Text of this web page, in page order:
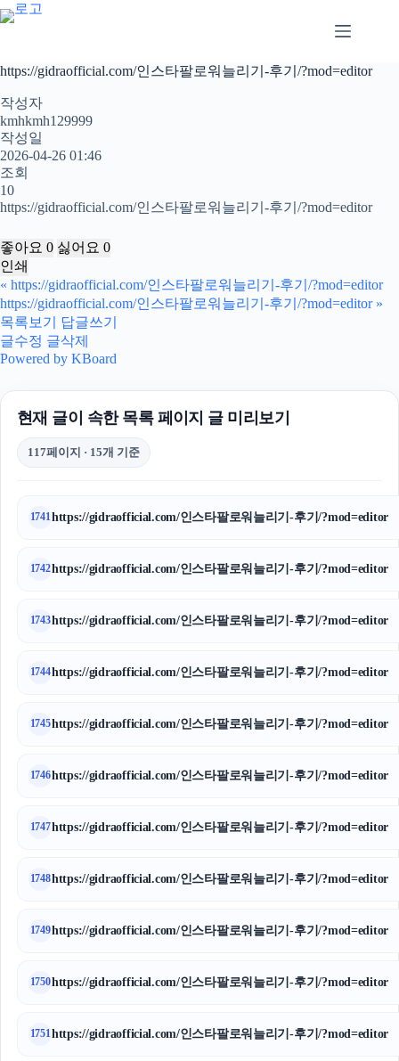
본
문
로
너
뛰
기
https://gidraofficial.com/인스타팔로워늘리기-후기/?mod=editor
작성자
kmhkmh129999
작성일
2026-04-26 01:46
조회
10
https://gidraofficial.com/인스타팔로워늘리기-후기/?mod=editor
좋아요 0 싫어요 0
인쇄
« https://gidraofficial.com/인스타팔로워늘리기-후기/?mod=editor
https://gidraofficial.com/인스타팔로워늘리기-후기/?mod=editor »
목록보기
답글쓰기
글수정 글삭제
Powered by KBoard
현재 글이 속한 목록 페이지 글 미리보기
117페이지 · 15개 기준
1741https://gidraofficial.com/인스타팔로워늘리기-후기/?mod=editor
1742https://gidraofficial.com/인스타팔로워늘리기-후기/?mod=editor
1743https://gidraofficial.com/인스타팔로워늘리기-후기/?mod=editor
1744https://gidraofficial.com/인스타팔로워늘리기-후기/?mod=editor
1745https://gidraofficial.com/인스타팔로워늘리기-후기/?mod=editor
1746https://gidraofficial.com/인스타팔로워늘리기-후기/?mod=editor
1747https://gidraofficial.com/인스타팔로워늘리기-후기/?mod=editor
1748https://gidraofficial.com/인스타팔로워늘리기-후기/?mod=editor
1749https://gidraofficial.com/인스타팔로워늘리기-후기/?mod=editor
1750https://gidraofficial.com/인스타팔로워늘리기-후기/?mod=editor
1751https://gidraofficial.com/인스타팔로워늘리기-후기/?mod=editor